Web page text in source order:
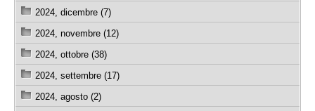
2024, dicembre (7)
2024, novembre (12)
2024, ottobre (38)
2024, settembre (17)
2024, agosto (2)